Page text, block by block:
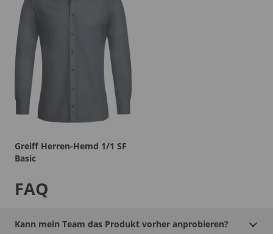
Greiff Herren-Hemd 1/1 SF
Basic
FAQ
Kann mein Team das Produkt vorher anprobieren?